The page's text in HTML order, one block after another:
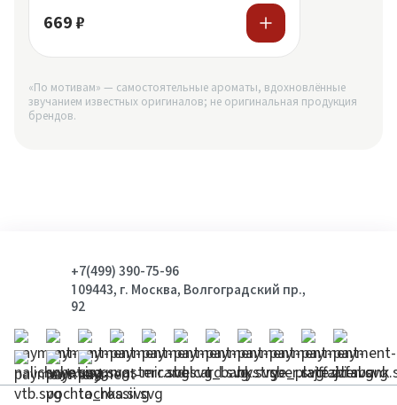
669 ₽
«По мотивам» — самостоятельные ароматы, вдохновлённые
звучанием известных оригиналов; не оригинальная продукция
брендов.
+7(499) 390-75-96
109443, г. Москва, Волгоградский пр.,
92